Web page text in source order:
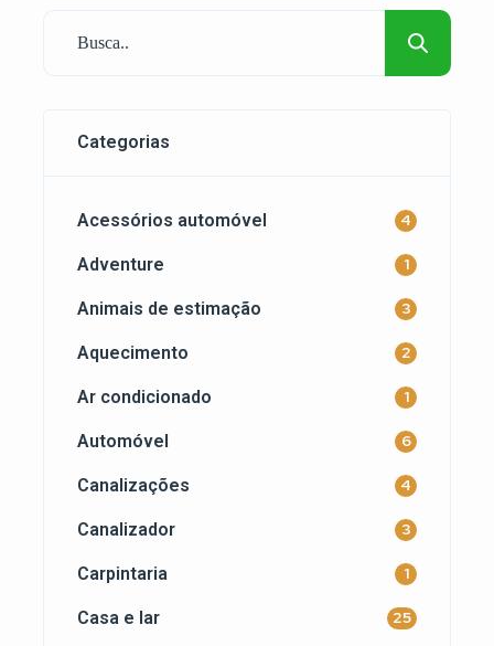
marcas, estilos, capacidade, qualidades,
Categorias
Acessórios automóvel 4
Adventure 1
Animais de estimação 3
Aquecimento 2
Ar condicionado 1
Automóvel 6
Canalizações 4
Canalizador 3
Carpintaria 1
Casa e lar 25